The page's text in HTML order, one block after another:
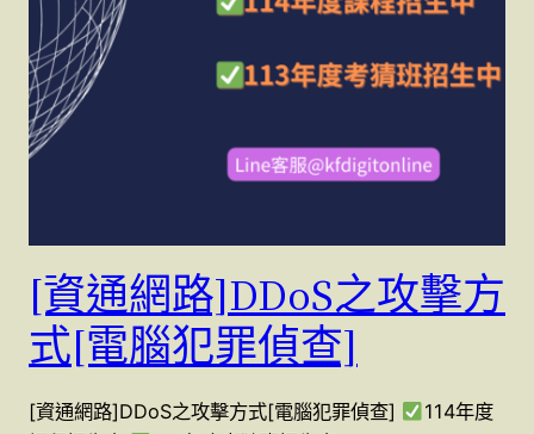
[資通網路]DDoS之攻擊方
式[電腦犯罪偵查]
[資通網路]DDoS之攻擊方式[電腦犯罪偵查]
114年度